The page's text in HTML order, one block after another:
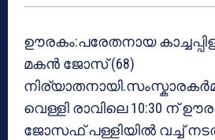
ഊരകം:പരേതനായ
മകൻ ജോസ് (68)
വെള്ളി രാവിലെ 10:30 ന്
ജോസഫ് പള്ളിയിൽ വച്ച്